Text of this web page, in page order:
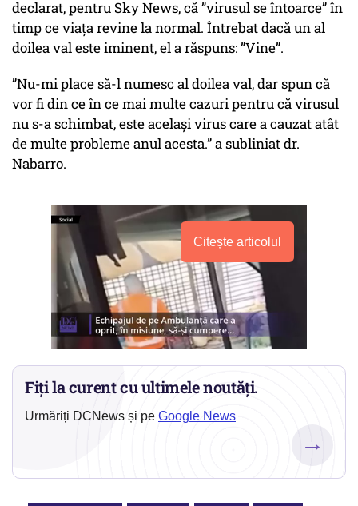
declarat, pentru Sky News, că ”virusul se întoarce” în
timp ce viața revine la normal. Întrebat dacă un al
doilea val este iminent, el a răspuns: ”Vine”.
”Nu-mi place să-l numesc al doilea val, dar spun că
vor fi din ce în ce mai multe cazuri pentru că virusul
nu s-a schimbat, este același virus care a cauzat atât
de multe probleme anul acesta.” a subliniat dr.
Nabarro.
Citește articolul
Fiți la curent cu ultimele noutăți.
Urmăriți DCNews și pe Google News
→